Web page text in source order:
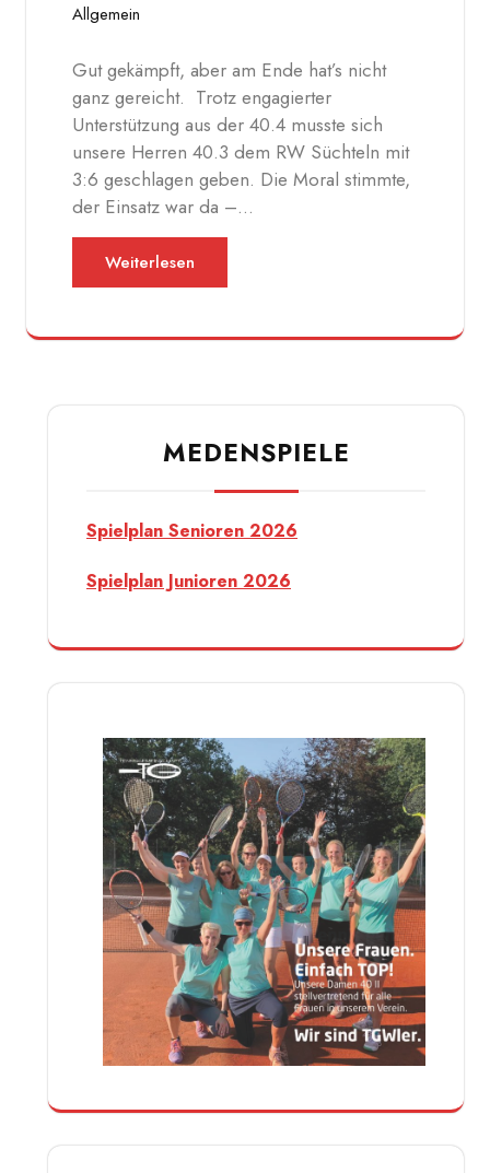
Allgemein
Gut gekämpft, aber am Ende hat’s nicht
ganz gereicht. Trotz engagierter
Unterstützung aus der 40.4 musste sich
unsere Herren 40.3 dem RW Süchteln mit
3:6 geschlagen geben. Die Moral stimmte,
der Einsatz war da –…
Weiterlesen
MEDENSPIELE
Spielplan Senioren 2026
Spielplan Junioren 2026